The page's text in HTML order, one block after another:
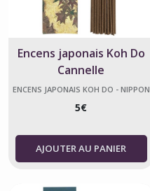
Encens japonais Koh Do
Cannelle
ENCENS JAPONAIS KOH DO - NIPPON
5€
AJOUTER AU PANIER